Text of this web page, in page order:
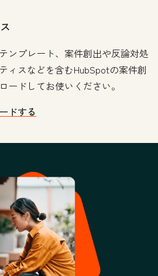
ンプレート、案件創出や反論対処
ィスなどを含むHubSpotの案件創
ードしてお使いください。
ドする